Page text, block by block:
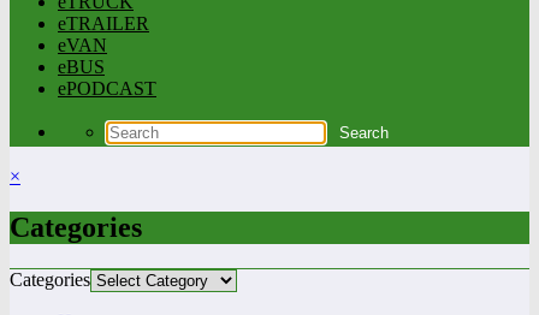
eTRAILER
eVAN
eBUS
ePODCAST
×
Categories
Categories